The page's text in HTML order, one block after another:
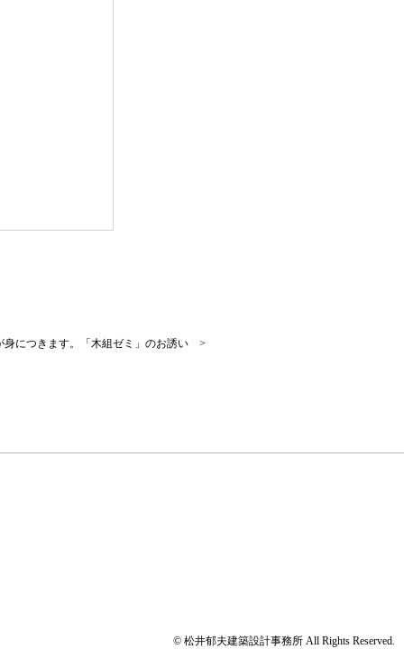
身につきます。「木組ゼミ」のお誘い >
© 松井郁夫建築設計事務所 All Rights Reserved.